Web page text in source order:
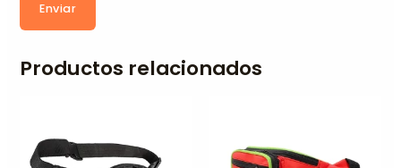
Enviar
Productos relacionados